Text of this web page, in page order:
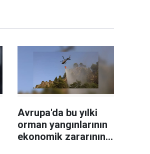
Avrupa'da bu yılki
orman yangınlarının
ekonomik zararının